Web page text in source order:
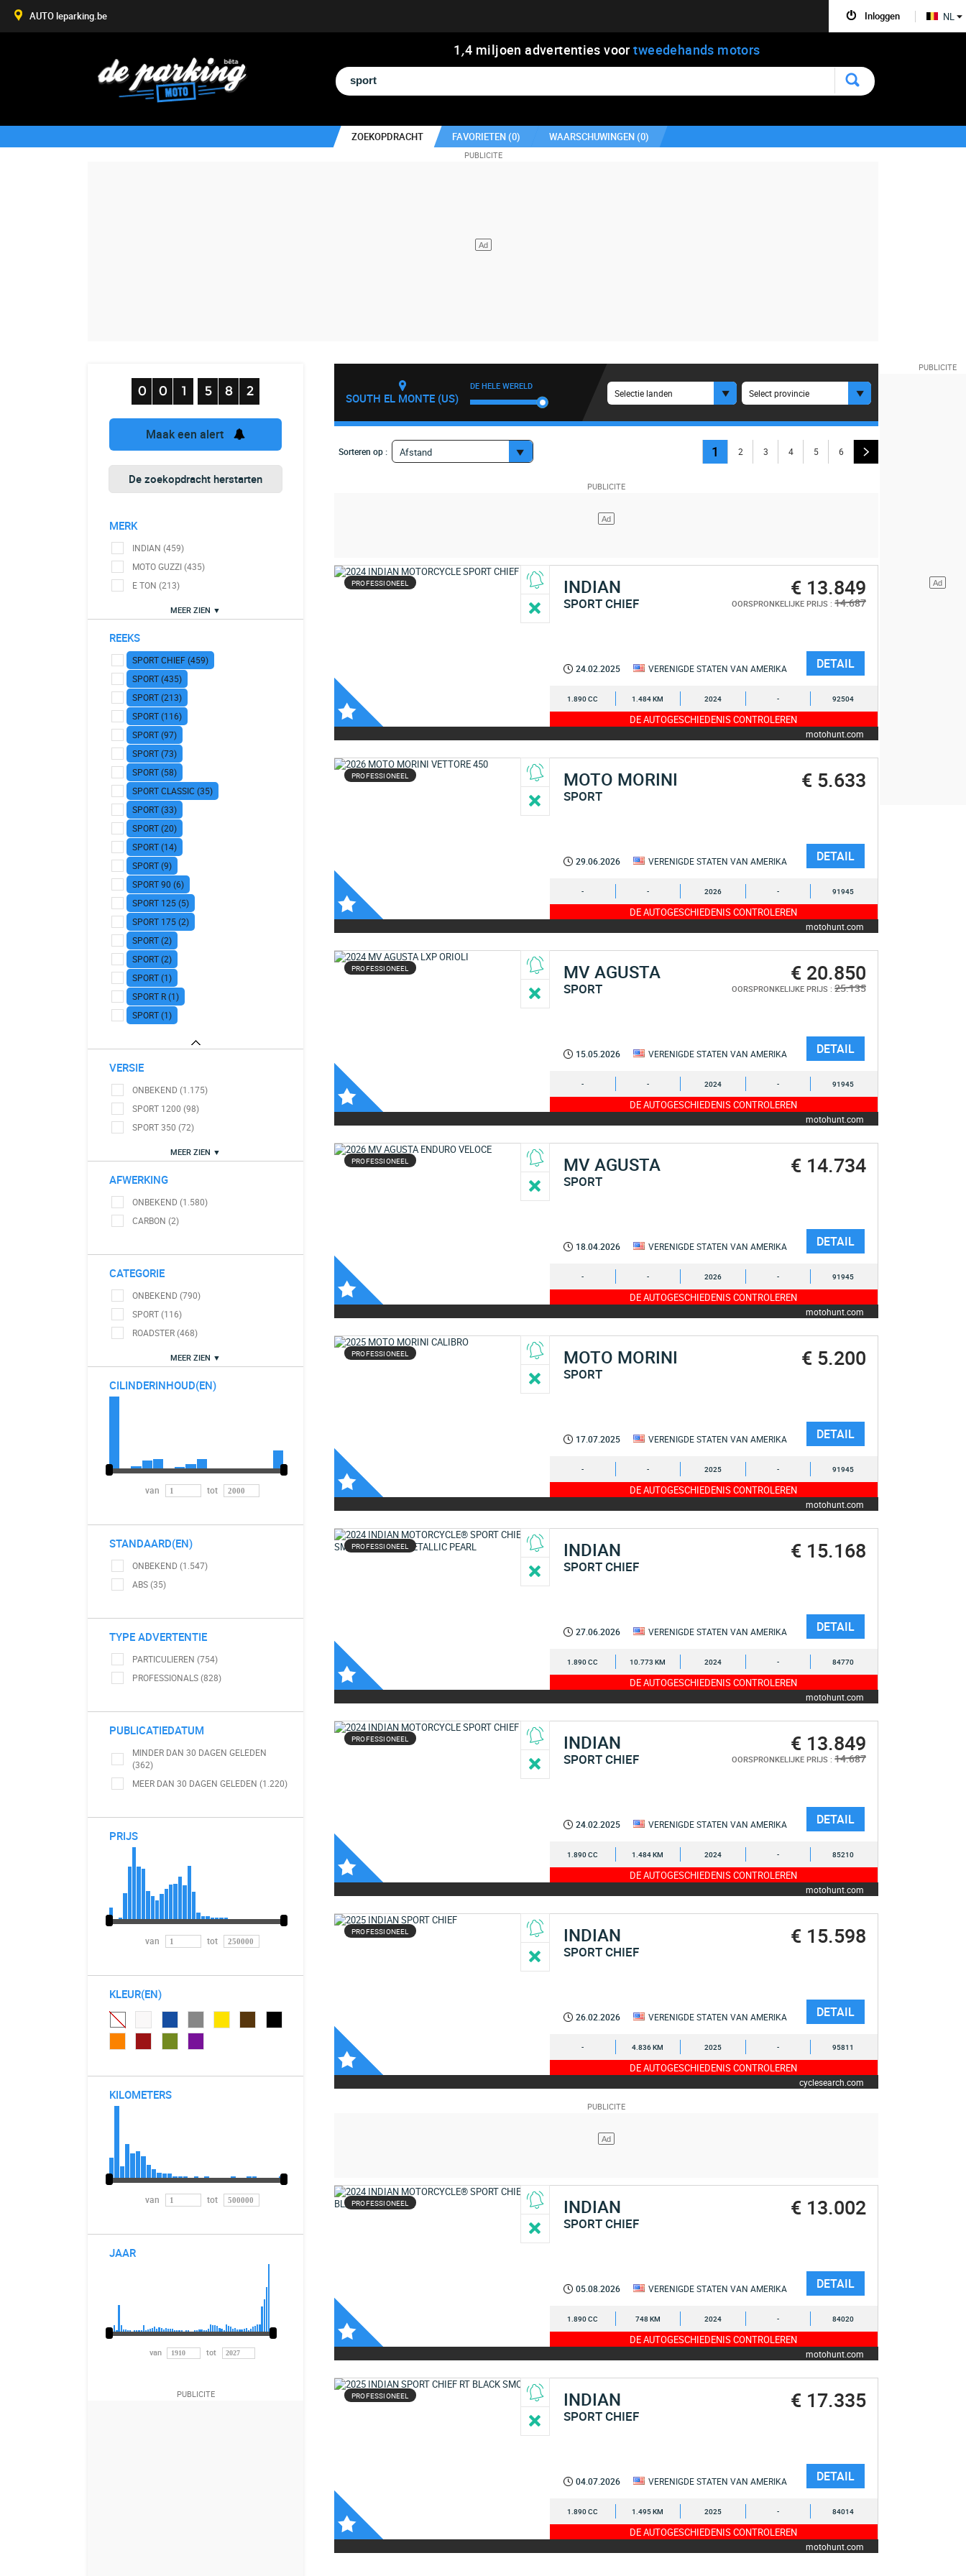
1 ,4 miljoen advertenties voortweedehands motors
ZOEKOPDRACHT FAVORIETEN (0) WAARSCHUWINGEN (0)
Maak een alert
De zoekopdracht herstarten
MERK
INDIAN (459)
MOTO GUZZI (435)
E TON (213)
MEER ZIEN ▼
REEKS
SPORT CHIEF (459)
SPORT (435)
SPORT (213)
SPORT (116)
SPORT (97)
SPORT (73)
SPORT (58)
SPORT CLASSIC (35)
SPORT (33)
SPORT (20)
SPORT (14)
SPORT (9)
SPORT 90 (6)
SPORT 125 (5)
SPORT 175 (2)
SPORT (2)
SPORT (2)
SPORT (1)
SPORT R (1)
SPORT (1)
VERSIE
ONBEKEND (1.175)
SPORT 1200 (98)
SPORT 350 (72)
MEER ZIEN ▼
AFWERKING
ONBEKEND (1.580)
CARBON (2)
CATEGORIE
ONBEKEND (790)
SPORT (116)
ROADSTER (468)
MEER ZIEN ▼
CILINDERINHOUD(EN)
van tot
STANDAARD(EN)
ONBEKEND (1.547)
ABS (35)
TYPE ADVERTENTIE
PARTICULIEREN (754)
PROFESSIONALS (828)
PUBLICATIEDATUM
MINDER DAN 30 DAGEN GELEDEN
(362)
MEER DAN 30 DAGEN GELEDEN (1.220)
PRIJS
van tot
KLEUR(EN)
KILOMETERS
van tot
JAAR
SOUTH EL MONTE (US)
DE HELE WERELD
Selectie landen Select provincie
Sorteren op : Afstand 1 2 3 4 5 6
PROFESSIONEEL INDIAN
SPORT CHIEF
€ 13.849
OORSPRONKELIJKE PRIJS : 14.687
24.02.2025 VERENIGDE STATEN VAN AMERIKA DETAIL
1.890 CC 1.484 KM 2024 - 92504
DE AUTOGESCHIEDENIS CONTROLEREN
motohunt.com
PROFESSIONEEL MOTO MORINI
SPORT
€ 5.633
29.06.2026 VERENIGDE STATEN VAN AMERIKA DETAIL
- - 2026 - 91945
DE AUTOGESCHIEDENIS CONTROLEREN
motohunt.com
PROFESSIONEEL MV AGUSTA
SPORT
€ 20.850
OORSPRONKELIJKE PRIJS : 25.135
15.05.2026 VERENIGDE STATEN VAN AMERIKA DETAIL
- - 2024 - 91945
DE AUTOGESCHIEDENIS CONTROLEREN
motohunt.com
PROFESSIONEEL MV AGUSTA
SPORT
€ 14.734
18.04.2026 VERENIGDE STATEN VAN AMERIKA DETAIL
- - 2026 - 91945
DE AUTOGESCHIEDENIS CONTROLEREN
motohunt.com
PROFESSIONEEL MOTO MORINI
SPORT
€ 5.200
17.07.2025 VERENIGDE STATEN VAN AMERIKA DETAIL
- - 2025 - 91945
DE AUTOGESCHIEDENIS CONTROLEREN
motohunt.com
PROFESSIONEEL INDIAN
SPORT CHIEF
€ 15.168
27.06.2026 VERENIGDE STATEN VAN AMERIKA DETAIL
1.890 CC 10.773 KM 2024 - 84770
DE AUTOGESCHIEDENIS CONTROLEREN
motohunt.com
PROFESSIONEEL INDIAN
SPORT CHIEF
€ 13.849
OORSPRONKELIJKE PRIJS : 14.687
24.02.2025 VERENIGDE STATEN VAN AMERIKA DETAIL
1.890 CC 1.484 KM 2024 - 85210
DE AUTOGESCHIEDENIS CONTROLEREN
motohunt.com
PROFESSIONEEL INDIAN
SPORT CHIEF
€ 15.598
26.02.2026 VERENIGDE STATEN VAN AMERIKA DETAIL
- 4.836 KM 2025 - 95811
DE AUTOGESCHIEDENIS CONTROLEREN
cyclesearch.com
PROFESSIONEEL INDIAN
SPORT CHIEF
€ 13.002
05.08.2026 VERENIGDE STATEN VAN AMERIKA DETAIL
1.890 CC 748 KM 2024 - 84020
DE AUTOGESCHIEDENIS CONTROLEREN
motohunt.com
PROFESSIONEEL INDIAN
SPORT CHIEF
€ 17.335
04.07.2026 VERENIGDE STATEN VAN AMERIKA DETAIL
1.890 CC 1.495 KM 2025 - 84014
DE AUTOGESCHIEDENIS CONTROLEREN
motohunt.com
Inloggen
AUTO leparking.be NL